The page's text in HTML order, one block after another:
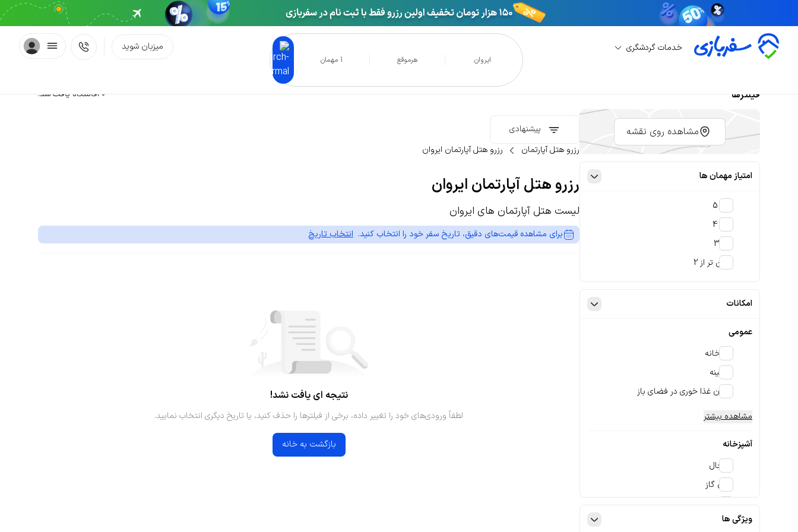
میزبان شوید خدمات گردشگری
ایروان هرموقع 1 مهمان
فیلترها
مشاهده روی نقشه
امتیاز مهمان ها
پایین تر از 2
امکانات
عمومی
آشپزخانه
شومینه
امکان غذا خوری در فضای باز
مشاهده بیشتر
آشپزخانه
یخچال
اجاق گاز
ویژگی ها
0 اقامتگاه یافت شد.
پیشنهادی
رزرو هتل آپارتمان
رزرو هتل آپارتمان ایروان
رزرو هتل آپارتمان ایروان
لیست هتل آپارتمان های ایروان
برای مشاهده قیمت‌های دقیق، تاریخ سفر خود را انتخاب کنید. انتخاب تاریخ
نتیجه ای یافت نشد!
لطفاً ورودی‌های خود را تغییر داده، برخی از فیلترها را حذف کنید، یا تاریخ دیگری انتخاب نمایید.
بازگشت به خانه